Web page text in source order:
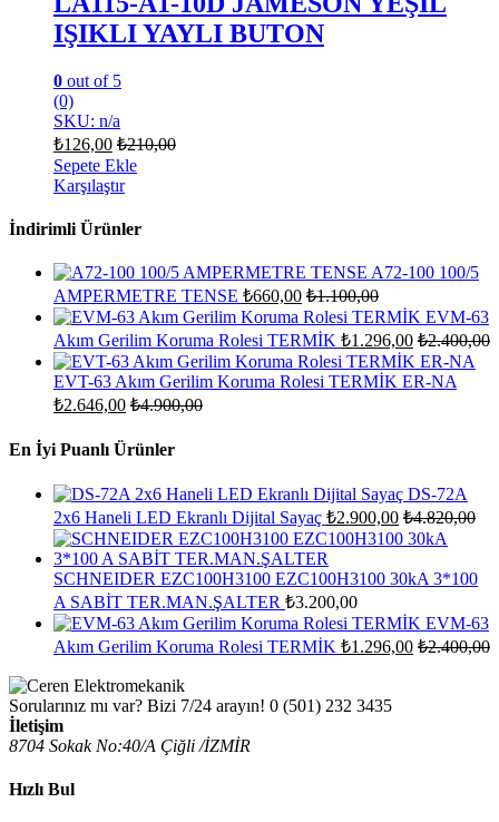
IŞIKLI YAYLI BUTON
0 out of 5
(0)
SKU: n/a
₺126,00 ₺210,00
Sepete Ekle
Karşılaştır
İndirimli Ürünler
A72-100 100/5
AMPERMETRE TENSE ₺660,00 ₺1.100,00
EVM-63
Akım Gerilim Koruma Rolesi TERMİK ₺1.296,00 ₺2.400,00
EVT-63 Akım Gerilim Koruma Rolesi TERMİK ER-NA
₺2.646,00 ₺4.900,00
En İyi Puanlı Ürünler
DS-72A
2x6 Haneli LED Ekranlı Dijital Sayaç ₺2.900,00 ₺4.820,00
SCHNEIDER EZC100H3100 EZC100H3100 30kA 3*100
A SABİT TER.MAN.ŞALTER ₺3.200,00
EVM-63
Akım Gerilim Koruma Rolesi TERMİK ₺1.296,00 ₺2.400,00
Sorularınız mı var? Bizi 7/24 arayın! 0 (501) 232 3435
İletişim
8704 Sokak No:40/A Çiğli /İZMİR
Hızlı Bul